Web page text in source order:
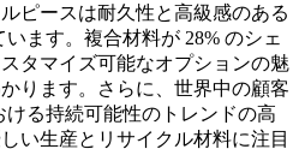
ピースは耐久性と高級感のある
ます。複合材料が 28% のシェ
タマイズ可能なオプションの魅
ります。さらに、世界中の顧客
ける持続可能性のトレンドの高
い生産とリサイクル材料に注目